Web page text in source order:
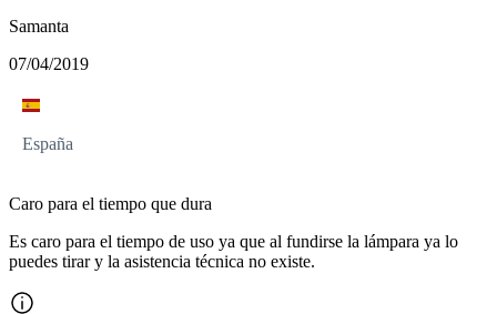
Samanta
07/04/2019
España
Caro para el tiempo que dura
Es caro para el tiempo de uso ya que al fundirse la lámpara ya lo
puedes tirar y la asistencia técnica no existe.